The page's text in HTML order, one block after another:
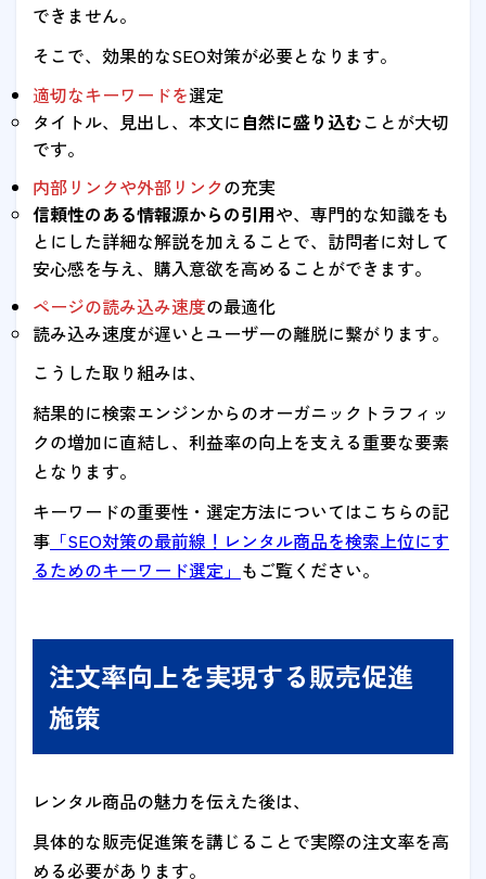
できません。
そこで、効果的なSEO対策が必要となります。
適切なキーワードを選定
タイトル、見出し、本文に 自然に盛り込むことが大切
です。
内部リンクや外部リンクの充実
信頼性のある情報源からの引用や、専門的な知識をも
とにした詳細な解説を加えることで、訪問者に対して
安心感を与え、購入意欲を高めることができます。
ページの読み込み速度の最適化
読み込み速度が遅いとユーザーの離脱に繋がります。
こうした取り組みは、
結果的に検索エンジンからのオーガニックトラフィッ
クの増加に直結し、利益率の向上を支える重要な要素
となります。
キーワードの重要性・選定方法についてはこちらの記
事 「SEO対策の最前線！レンタル商品を検索上位にす
るためのキーワード選定」 もご覧ください。
注文率向上を実現する販売促進
施策
レンタル商品の魅力を伝えた後は、
具体的な販売促進策を講じることで実際の注文率を高
める必要があります。